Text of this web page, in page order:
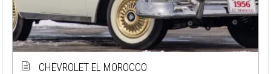
CHEVROLET EL MOROCCO